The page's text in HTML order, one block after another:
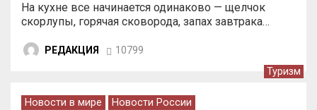
На кухне все начинается одинаково — щелчок
скорлупы, горячая сковорода, запах завтрака…
РЕДАКЦИЯ 10799
Туризм
Новости в мире Новости России